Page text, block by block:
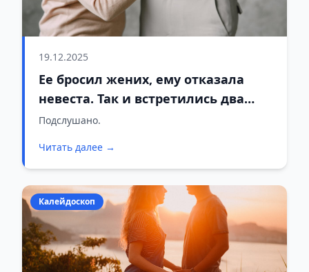
19.12.2025
Ее бросил жених, ему отказала
невеста. Так и встретились два
одиночества
Подслушано.
Читать далее →
Калейдоскоп